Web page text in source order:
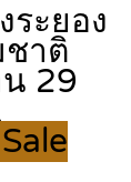
ะยอง
าติ
น 29